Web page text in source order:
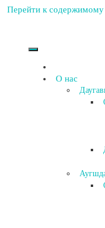
Перейти к содержимому
О нас